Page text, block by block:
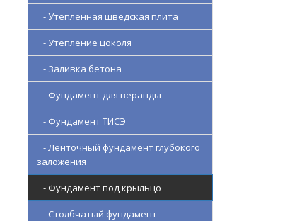
- Утепленная шведская плита
- Утепление цоколя
- Заливка бетона
- Фундамент для веранды
- Фундамент ТИСЭ
- Ленточный фундамент глубокого
заложения
- Фундамент под крыльцо
- Столбчатый фундамент